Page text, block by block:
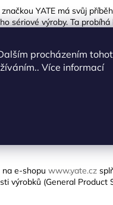
procházením
Více informací
YATE má svůj
sériové výroby. Ta
terčovnice) nebo
zkušeností už víme,
na něj mohli naši zákazníci
nejen v České
být malá. Zakoupit si
e-shopu www.yate.cz
výrobků (General